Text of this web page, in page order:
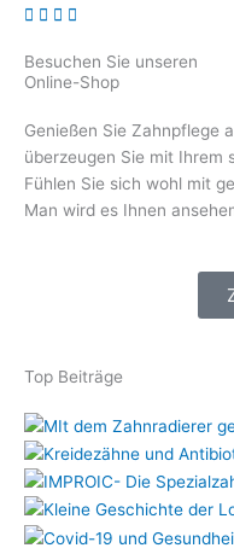
Besuchen Sie unseren
Online-Shop
Genießen Sie Zahnpflege
überzeugen Sie mit Ihrem
Fühlen Sie sich wohl mit
Man wird es Ihnen
Top Beiträge